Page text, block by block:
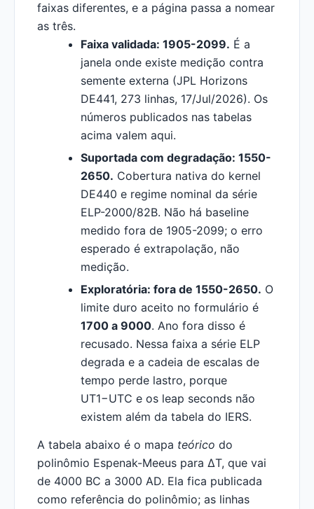
faixas diferentes, e a página passa a nomear
as três.
Faixa validada: 1905-2099. É a
janela onde existe medição contra
semente externa (JPL Horizons
DE441, 273 linhas, 17/Jul/2026). Os
números publicados nas tabelas
acima valem aqui.
Suportada com degradação: 1550-
2650. Cobertura nativa do kernel
DE440 e regime nominal da série
ELP-2000/82B. Não há baseline
medido fora de 1905-2099; o erro
esperado é extrapolação, não
medição.
Exploratória: fora de 1550-2650. O
limite duro aceito no formulário é
1700 a 9000. Ano fora disso é
recusado. Nessa faixa a série ELP
degrada e a cadeia de escalas de
tempo perde lastro, porque
UT1−UTC e os leap seconds não
existem além da tabela do IERS.
A tabela abaixo é o mapa teórico do
polinômio Espenak-Meeus para ΔT, que vai
de 4000 BC a 3000 AD. Ela fica publicada
como referência do polinômio; as linhas